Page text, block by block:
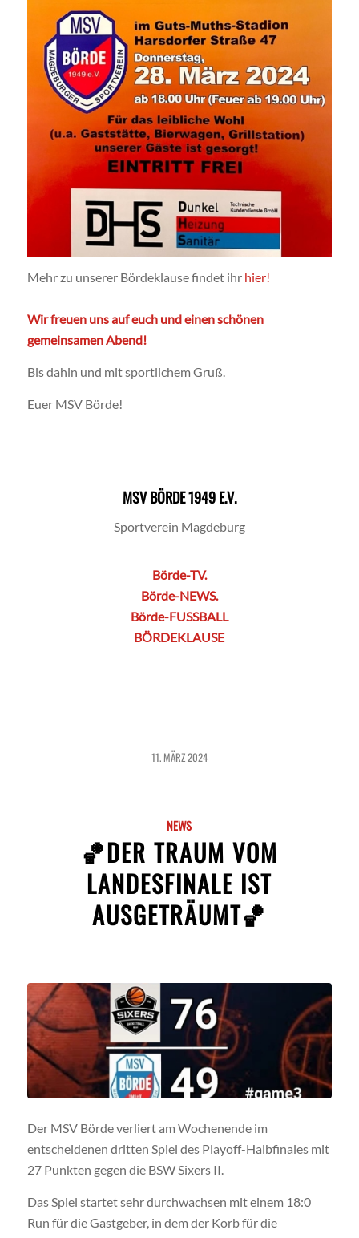
Mehr zu unserer Bördeklause findet ihr hier!
Wir freuen uns auf euch und einen schönen
gemeinsamen Abend!
Bis dahin und mit sportlichem Gruß.
Euer MSV Börde!
MSV BÖRDE 1949 E.V.
Sportverein Magdeburg
Börde-TV.
Börde-NEWS.
Börde-FUSSBALL
BÖRDEKLAUSE
11. MÄRZ 2024
NEWS
🏀DER TRAUM VOM
LANDESFINALE IST
AUSGETRÄUMT🏀
Der MSV Börde verliert am Wochenende im
entscheidenen dritten Spiel des Playoff-Halbfinales mit
27 Punkten gegen die BSW Sixers II.
Das Spiel startet sehr durchwachsen mit einem 18:0
Run für die Gastgeber, in dem der Korb für die